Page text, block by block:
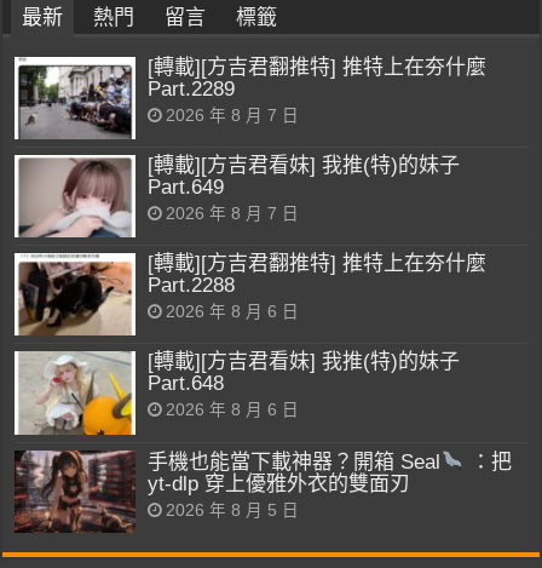
最新 熱門 留言 標籤
[轉載][方吉君翻推特] 推特上在夯什麼
Part.2289
2026 年 8 月 7 日
[轉載][方吉君看妹] 我推(特)的妹子
Part.649
2026 年 8 月 7 日
[轉載][方吉君翻推特] 推特上在夯什麼
Part.2288
2026 年 8 月 6 日
[轉載][方吉君看妹] 我推(特)的妹子
Part.648
2026 年 8 月 6 日
手機也能當下載神器？開箱 Seal
：把
yt-dlp 穿上優雅外衣的雙面刃
2026 年 8 月 5 日